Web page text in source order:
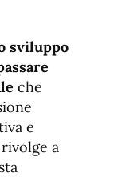
sviluppo
che
e
a